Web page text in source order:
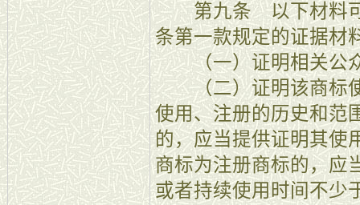
第九条 以下材料可
条第一款规定的证据材
（一）证明相关公众
（二）证明该商标使
使用、注册的历史和范
的，应当提供证明其使
商标为注册商标的，应
或者持续使用时间不少